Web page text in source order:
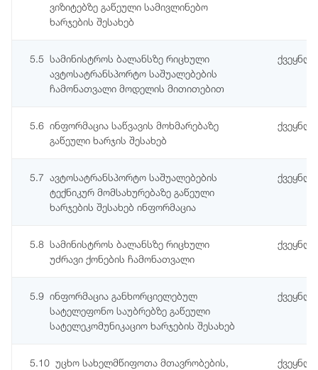
ვიზიტებზე გაწეული სამივლინებო
ხარჯების შესახებ
5.5 სამინისტროს ბალანსზე რიცხული
ავტოსატრანსპორტო საშუალებების
ჩამონათვალი მოდელის მითითებით
5.6 ინფორმაცია საწვავის მოხმარებაზე
გაწეული ხარჯის შესახებ
5.7 ავტოსატრანსპორტო საშუალებების
ტექნიკურ მომსახურებაზე გაწეული
ხარჯების შესახებ ინფორმაცია
5.8 სამინისტროს ბალანსზე რიცხული
უძრავი ქონების ჩამონათვალი
5.9 ინფორმაცია განხორციელებულ
სატელეფონო საუბრებზე გაწეული
სატელეკომუნიკაციო ხარჯების შესახებ
5.10 უცხო სახელმწიფოთა მთავრობების,